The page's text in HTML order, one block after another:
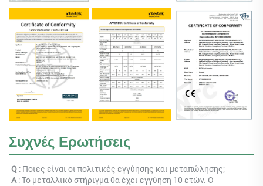
Συχνές Ερωτήσεις
Q : Ποιες είναι οι πολιτικές εγγύησης και μεταπώλησης;
Α : Το μεταλλικό στήριγμα θα έχει εγγύηση 10 ετών. Ο